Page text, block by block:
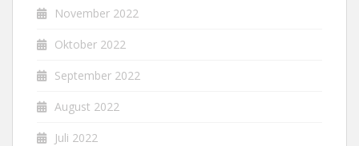
November 2022
Oktober 2022
September 2022
August 2022
Juli 2022